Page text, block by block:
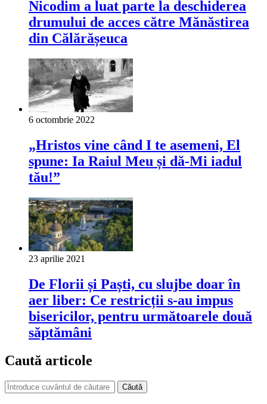
Nicodim a luat parte la deschiderea
drumului de acces către Mănăstirea
din Călărășeuca
6 octombrie 2022
„Hristos vine când I te asemeni, El
spune: Ia Raiul Meu și dă‑Mi iadul
tău!”
23 aprilie 2021
De Florii și Paști, cu slujbe doar în
aer liber: Ce restricții s-au impus
bisericilor, pentru următoarele două
săptămâni
Caută articole
Căută